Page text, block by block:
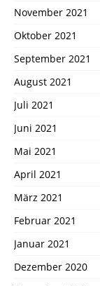
November 2021
Oktober 2021
September 2021
August 2021
Juli 2021
Juni 2021
Mai 2021
April 2021
März 2021
Februar 2021
Januar 2021
Dezember 2020